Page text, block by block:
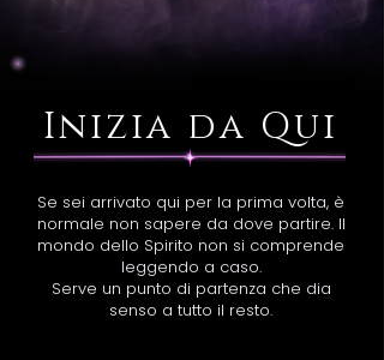
Inizia da Qui
Se sei arrivato qui per la prima volta, è
normale non sapere da dove partire. Il
mondo dello Spirito non si comprende
leggendo a caso.
Serve un punto di partenza che dia
senso a tutto il resto.